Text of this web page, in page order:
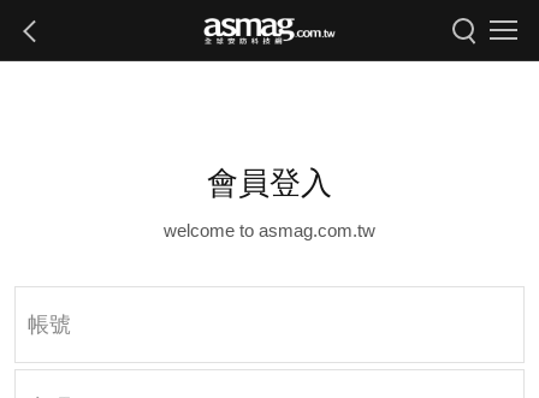
會員登入
welcome to asmag.com.tw